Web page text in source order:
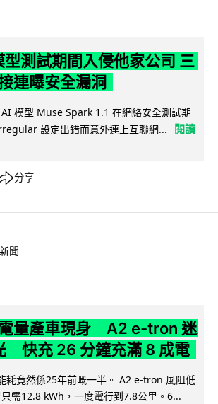
測試期間入侵他家公司 三
連曝安全漏洞
模型 Muse Spark 1.1 在網絡安全測試期
設定出錯而意外連上互聯網...
閱讀
分享
聞
量產車現身 A2 e-tron 迷
快充 26 分鐘充滿 8 成電
耗竟然係25年前嘅一半。 A2 e-tron 風阻低
需12.8 kWh，一度電行到7.8公里。6...